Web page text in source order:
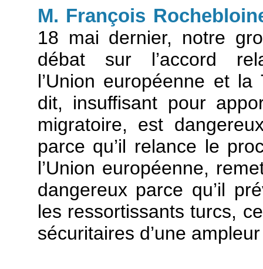
M. François
18 mai dernier, notre
débat sur l’accord
l’Union européenne et
dit, insuffisant pour
migratoire, est
parce qu’il relance le
l’Union européenne,
dangereux parce qu’il
les ressortissants turcs,
sécuritaires d’une